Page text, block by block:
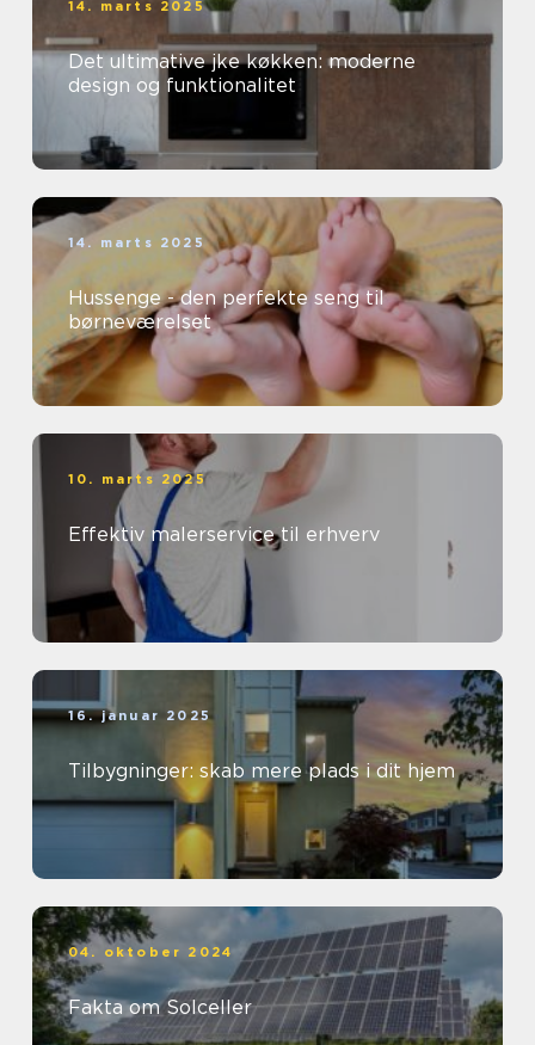
14. marts 2025
Det ultimative jke køkken: moderne
design og funktionalitet
14. marts 2025
Hussenge - den perfekte seng til
børneværelset
10. marts 2025
Effektiv malerservice til erhverv
16. januar 2025
Tilbygninger: skab mere plads i dit hjem
04. oktober 2024
Fakta om Solceller